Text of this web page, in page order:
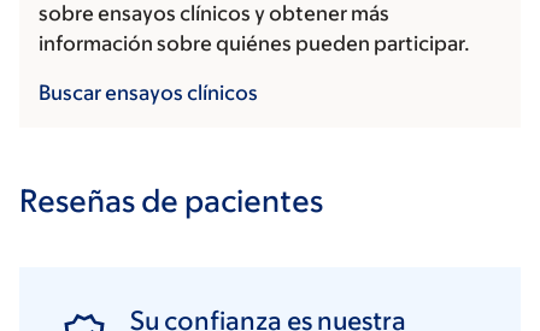
sobre ensayos clínicos y obtener más
información sobre quiénes pueden participar.
Buscar ensayos clínicos
Reseñas de pacientes
Su confianza es nuestra